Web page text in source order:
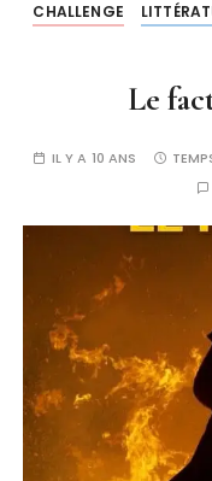
CHALLENGE
Le
IL Y A 10 ANS